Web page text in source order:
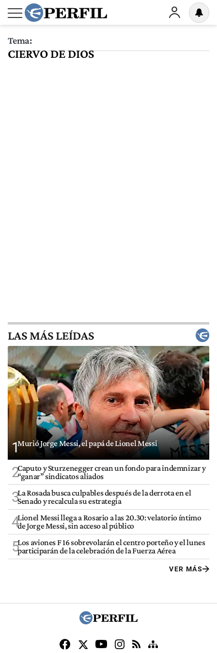
Tema:
CIERVO DE DIOS
LAS MÁS LEÍDAS
1Murió Jorge Messi, el papá de Lionel Messi
2Caputo y Sturzenegger crean un fondo para indemnizar y
“ganar” sindicatos aliados
3La Rosada busca culpables después de la derrota en el
Senado y recalcula su estrategia
4Lionel Messi llega a Rosario a las 20.30: velatorio íntimo
de Jorge Messi, sin acceso al público
5Los aviones F 16 sobrevolarán el centro porteño y el lunes
participarán de la celebración de la Fuerza Aérea
VER MÁS